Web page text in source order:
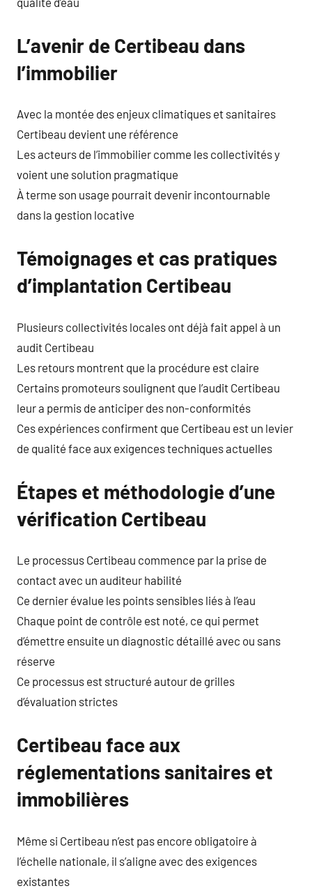
L’avenir de Certibeau dans
l’immobilier
Avec la montée des enjeux climatiques et sanitaires
Certibeau devient une référence
Les acteurs de l’immobilier comme les collectivités y
voient une solution pragmatique
À terme son usage pourrait devenir incontournable
dans la gestion locative
Témoignages et cas pratiques
d’implantation Certibeau
Plusieurs collectivités locales ont déjà fait appel à un
audit Certibeau
Les retours montrent que la procédure est claire
Certains promoteurs soulignent que l’audit Certibeau
leur a permis de anticiper des non-conformités
Ces expériences confirment que Certibeau est un levier
de qualité face aux exigences techniques actuelles
Étapes et méthodologie d’une
vérification Certibeau
Le processus Certibeau commence par la prise de
contact avec un auditeur habilité
Ce dernier évalue les points sensibles liés à l’eau
Chaque point de contrôle est noté, ce qui permet
d’émettre ensuite un diagnostic détaillé avec ou sans
réserve
Ce processus est structuré autour de grilles
d’évaluation strictes
Certibeau face aux
réglementations sanitaires et
immobilières
Même si Certibeau n’est pas encore obligatoire à
l’échelle nationale, il s’aligne avec des exigences
existantes